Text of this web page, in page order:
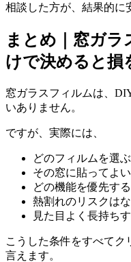
相談した方が、結果的に
まとめ｜窓ガ
けで決めると損
窓ガラスフィルムは、
いありません。
ですが、実際には、
どのフィルムを選
その窓に貼ってよ
どの機能を優先す
熱割れのリスクは
見た目よく長持ち
こうした条件をすべてク
言えます。